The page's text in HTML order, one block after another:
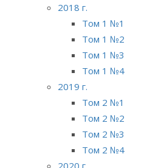
2018 г.
Том 1 №1
Том 1 №2
Том 1 №3
Том 1 №4
2019 г.
Том 2 №1
Том 2 №2
Том 2 №3
Том 2 №4
2020 г.